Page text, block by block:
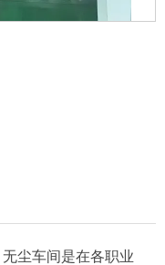
无尘车间是在各职业